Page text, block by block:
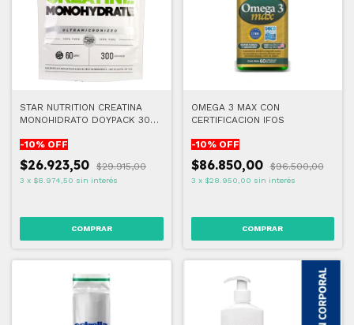
STAR NUTRITION CREATINA
MONOHIDRATO DOYPACK 300
-10% OFF
$26.923,50 $29.915,00
3 x $8.974,50 sin interés
OMEGA 3 MAX CON
CERTIFICACION IFOS
-10% OFF
$86.850,00 $96.500,00
3 x $28.950,00 sin interés